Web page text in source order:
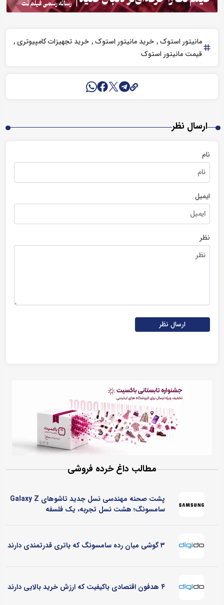
مانیتور استوک خرید مانیتور استوک خرید تجهیزات کامپیوتری
قیمت مانیتور استوک
ارسال نظر
نام
ایمیل
نظر
ارسال نظر
مطالب داغ خرده فروشی
پشت صحنه مهندسی نسل جدید تاشوهای Galaxy Z
سامسونگ؛ هشت نسل تجربه، یک فلسفه
۳ گوشی میان رده سامسونگ که باتری قدرتمندی دارند
۴ هدفون اقتصادی باکیفیت که ارزش خرید بالایی دارند